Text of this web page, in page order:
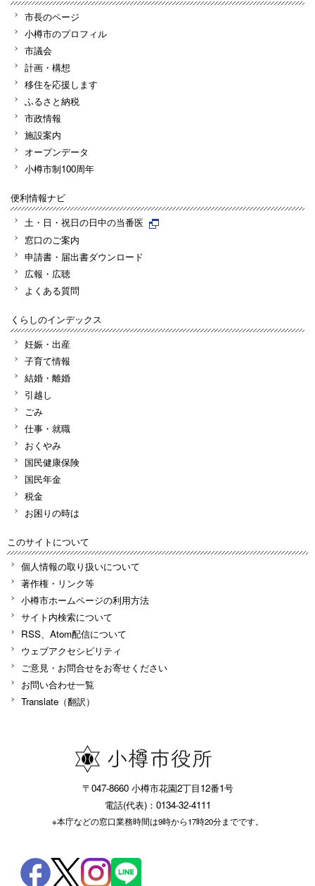
市長のページ
小樽市のプロフィル
市議会
計画・構想
移住を応援します
ふるさと納税
市政情報
施設案内
オープンデータ
小樽市制100周年
便利情報ナビ
土・日・祝日の日中の当番医
窓口のご案内
申請書・届出書ダウンロード
広報・広聴
よくある質問
くらしのインデックス
妊娠・出産
子育て情報
結婚・離婚
引越し
ごみ
仕事・就職
おくやみ
国民健康保険
国民年金
税金
お困りの時は
このサイトについて
個人情報の取り扱いについて
著作権・リンク等
小樽市ホームページの利用方法
サイト内検索について
RSS、Atom配信について
ウェブアクセシビリティ
ご意見・お問合せをお寄せください
お問い合わせ一覧
Translate（翻訳）
〒047-8660 小樽市花園2丁目12番1号
電話(代表)：0134-32-4111
※本庁などの窓口業務時間は9時から17時20分までです。